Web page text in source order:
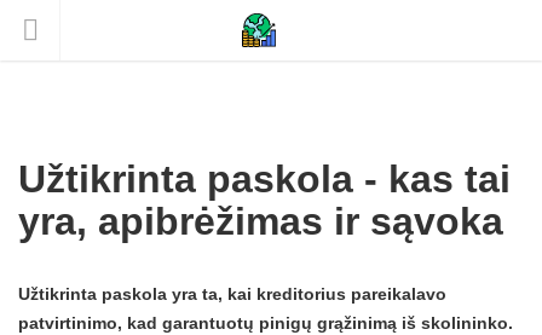
Užtikrinta paskola - kas tai
yra, apibrėžimas ir sąvoka
Užtikrinta paskola yra ta, kai kreditorius pareikalavo
patvirtinimo, kad garantuotų pinigų grąžinimą iš skolininko.